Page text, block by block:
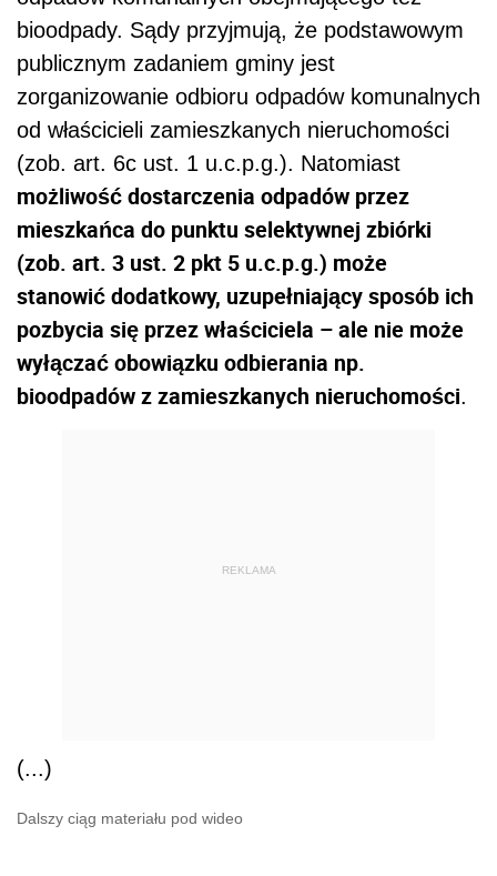
bioodpady. Sądy przyjmują, że podstawowym
publicznym zadaniem gminy jest
zorganizowanie odbioru odpadów komunalnych
od właścicieli zamieszkanych nieruchomości
(zob. art. 6c ust. 1 u.c.p.g.). Natomiast
możliwość dostarczenia odpadów przez
mieszkańca do punktu selektywnej zbiórki
(zob. art. 3 ust. 2 pkt 5 u.c.p.g.) może
stanowić dodatkowy, uzupełniający sposób ich
pozbycia się przez właściciela – ale nie może
wyłączać obowiązku odbierania np.
bioodpadów z zamieszkanych nieruchomości.
REKLAMA
(...)
Dalszy ciąg materiału pod wideo